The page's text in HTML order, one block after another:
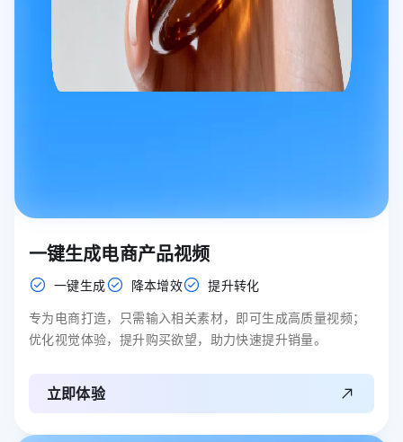
一键生成电商产品视频
一键生成 降本增效
提升转化
专为电商打造，只需输入相关素材，即可生成高质量视频；
优化视觉体验，提升购买欲望，助力快速提升销量。
立即体验